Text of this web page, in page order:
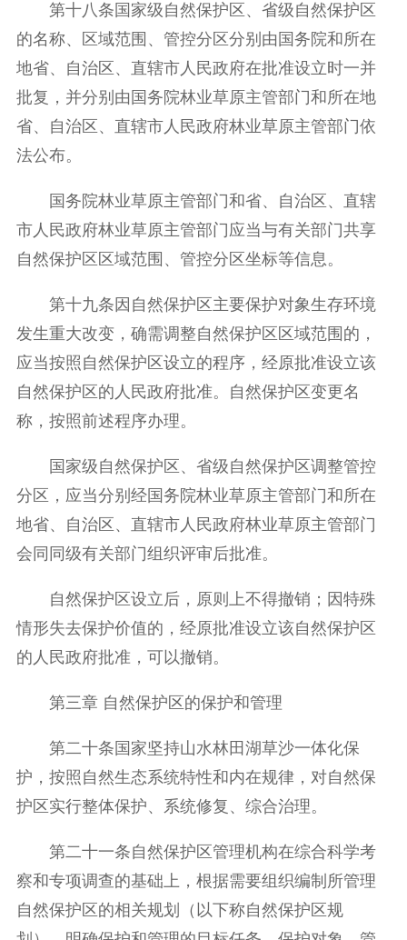
第十八条国家级自然保护区、省级自然保护区
的名称、区域范围、管控分区分别由国务院和所在
地省、自治区、直辖市人民政府在批准设立时一并
批复，并分别由国务院林业草原主管部门和所在地
省、自治区、直辖市人民政府林业草原主管部门依
法公布。
国务院林业草原主管部门和省、自治区、直辖
市人民政府林业草原主管部门应当与有关部门共享
自然保护区区域范围、管控分区坐标等信息。
第十九条因自然保护区主要保护对象生存环境
发生重大改变，确需调整自然保护区区域范围的，
应当按照自然保护区设立的程序，经原批准设立该
自然保护区的人民政府批准。自然保护区变更名
称，按照前述程序办理。
国家级自然保护区、省级自然保护区调整管控
分区，应当分别经国务院林业草原主管部门和所在
地省、自治区、直辖市人民政府林业草原主管部门
会同同级有关部门组织评审后批准。
自然保护区设立后，原则上不得撤销；因特殊
情形失去保护价值的，经原批准设立该自然保护区
的人民政府批准，可以撤销。
第三章 自然保护区的保护和管理
第二十条国家坚持山水林田湖草沙一体化保
护，按照自然生态系统特性和内在规律，对自然保
护区实行整体保护、系统修复、综合治理。
第二十一条自然保护区管理机构在综合科学考
察和专项调查的基础上，根据需要组织编制所管理
自然保护区的相关规划（以下称自然保护区规